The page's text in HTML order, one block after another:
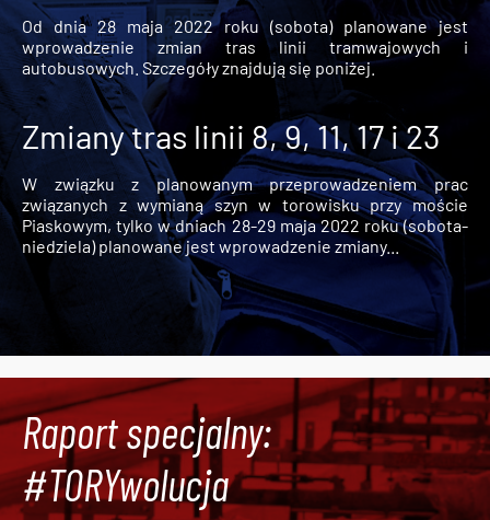
Od dnia 28 maja 2022 roku (sobota) planowane jest
wprowadzenie zmian tras linii tramwajowych i
autobusowych. Szczegóły znajdują się poniżej.
Zmiany tras linii 8, 9, 11, 17 i 23
W związku z planowanym przeprowadzeniem prac
związanych z wymianą szyn w torowisku przy moście
Piaskowym, tylko w dniach 28-29 maja 2022 roku (sobota-
niedziela) planowane jest wprowadzenie zmiany...
Raport specjalny:
#TORYwolucja